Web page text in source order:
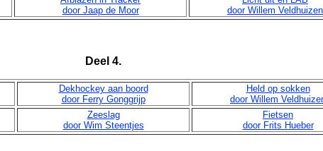
door Jaap de Moor
door Willem Veldhuizen
Deel 4.
Dekhockey aan boord
door Ferry Gonggrijp
Held op sokken
door Willem
Zeeslag
door Wim Steentjes
Fietsen
door Frits Hueber